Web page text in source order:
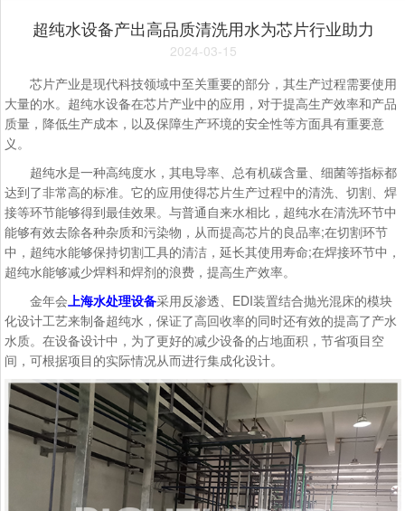
超纯水设备产出高品质清洗用水为芯片行业助力
2024-03-15
芯片产业是现代科技领域中至关重要的部分，其生产过程需要使用
大量的水。超纯水设备在芯片产业中的应用，对于提高生产效率和产品
质量，降低生产成本，以及保障生产环境的安全性等方面具有重要意
义。
超纯水是一种高纯度水，其电导率、总有机碳含量、细菌等指标都
达到了非常高的标准。它的应用使得芯片生产过程中的清洗、切割、焊
接等环节能够得到最佳效果。与普通自来水相比，超纯水在清洗环节中
能够有效去除各种杂质和污染物，从而提高芯片的良品率;在切割环节
中，超纯水能够保持切割工具的清洁，延长其使用寿命;在焊接环节中，
超纯水能够减少焊料和焊剂的浪费，提高生产效率。
金年会上海水处理设备采用反渗透、EDI装置结合抛光混床的模块
化设计工艺来制备超纯水，保证了高回收率的同时还有效的提高了产水
水质。在设备设计中，为了更好的减少设备的占地面积，节省项目空
间，可根据项目的实际情况从而进行集成化设计。